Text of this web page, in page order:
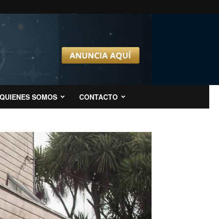
QUIENES SOMOS CONTACTO